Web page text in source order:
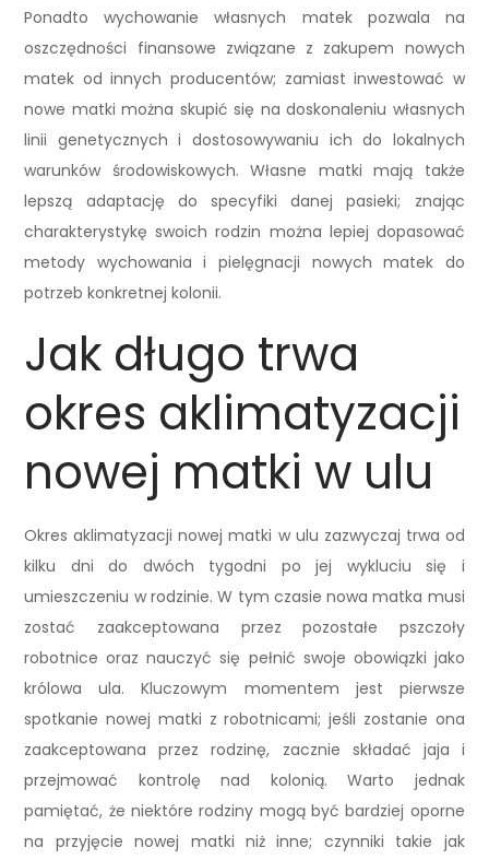
Ponadto wychowanie własnych matek pozwala na
oszczędności finansowe związane z zakupem nowych
matek od innych producentów; zamiast inwestować w
nowe matki można skupić się na doskonaleniu własnych
linii genetycznych i dostosowywaniu ich do lokalnych
warunków środowiskowych. Własne matki mają także
lepszą adaptację do specyfiki danej pasieki; znając
charakterystykę swoich rodzin można lepiej dopasować
metody wychowania i pielęgnacji nowych matek do
potrzeb konkretnej kolonii.
Jak długo trwa
okres aklimatyzacji
nowej matki w ulu
Okres aklimatyzacji nowej matki w ulu zazwyczaj trwa od
kilku dni do dwóch tygodni po jej wykluciu się i
umieszczeniu w rodzinie. W tym czasie nowa matka musi
zostać zaakceptowana przez pozostałe pszczoły
robotnice oraz nauczyć się pełnić swoje obowiązki jako
królowa ula. Kluczowym momentem jest pierwsze
spotkanie nowej matki z robotnicami; jeśli zostanie ona
zaakceptowana przez rodzinę, zacznie składać jaja i
przejmować kontrolę nad kolonią. Warto jednak
pamiętać, że niektóre rodziny mogą być bardziej oporne
na przyjęcie nowej matki niż inne; czynniki takie jak